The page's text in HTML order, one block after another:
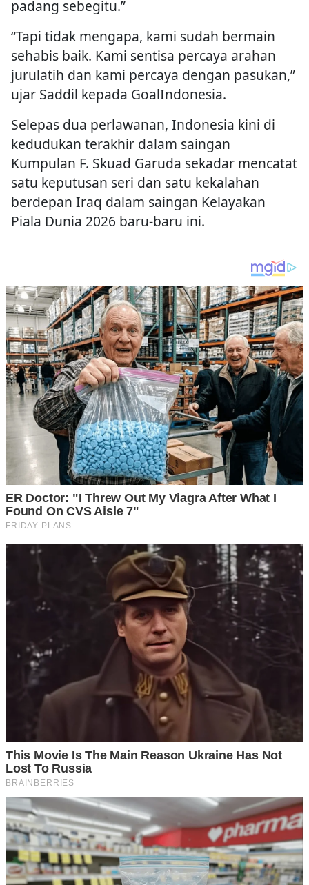
padang sebegitu.”
“Tapi tidak mengapa, kami sudah bermain
sehabis baik. Kami sentisa percaya arahan
jurulatih dan kami percaya dengan pasukan,”
ujar Saddil kepada GoalIndonesia.
Selepas dua perlawanan, Indonesia kini di
kedudukan terakhir dalam saingan
Kumpulan F. Skuad Garuda sekadar mencatat
satu keputusan seri dan satu kekalahan
berdepan Iraq dalam saingan Kelayakan
Piala Dunia 2026 baru-baru ini.